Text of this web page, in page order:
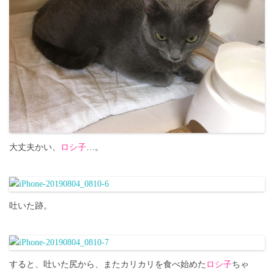
大丈夫かい、 ロシ子…。
吐いた跡。
すると、吐いた尻から、またカリカリを食べ始めた ロシ子ちゃ